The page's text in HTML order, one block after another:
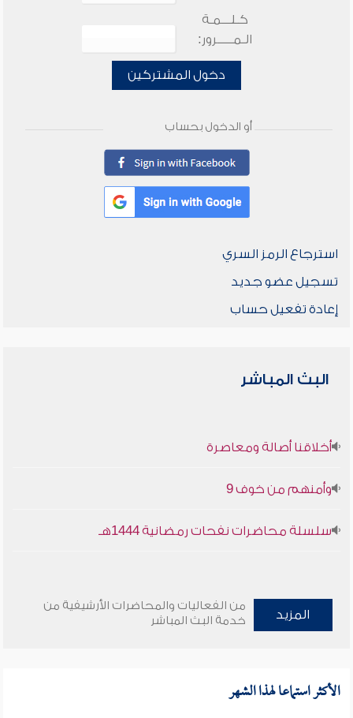
كـلـــمـة
الـمـــــرور:
دخول المشتركين
أو الدخول بحساب
استرجاع الرمز السري
تسجيل عضو جديد
إعادة تفعيل حساب
البث المباشر
أخلاقنا أصالة ومعاصرة
وأمنهم من خوف 9
سلسلة محاضرات نفحات رمضانية 1444هـ
المزيد
من الفعاليات والمحاضرات الأرشيفية من
خدمة البث المباشر
الأكثر استماعا لهذا الشهر